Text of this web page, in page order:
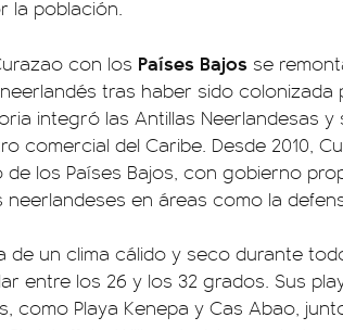
la población.
con los Países Bajos se
tras haber sido colonizada
integró las Antillas Neerlandesas
comercial del Caribe. Desde 2010,
de los Países Bajos, con gobierno
en áreas como la
de un clima cálido y seco durante
entre los 26 y los 32 grados. Sus
como Playa Kenepa y Cas Abao,